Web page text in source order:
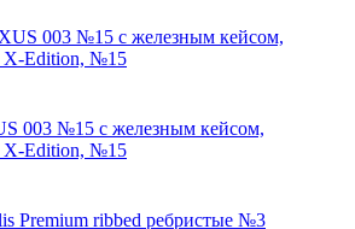
003 №15 с железным кейсом,
X-Edition, №15